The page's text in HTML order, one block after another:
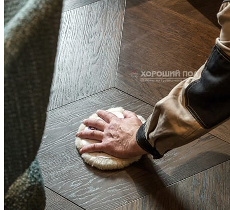
РЕСТАВРАЦИЯ НЕБОЛЬШИХ ВМЯТИН НА ПАРКЕТЕ.
ПОЛЫ, ПОКРЫТЫЕ МАСЛОМ И ТВЕРДЫМ ВОСКОМ
Читать полностью
12.01.2026
Все новости о Coswick
Инженерная доска COSWICK Орех Американский Леса
Миссури (Missoury Woods) Спецпредложение Масло шелковое
1 Натур s-1363-3200-30
Оставьте своё имя и телефон и наш
специалист свяжется с вами
я соглашаюсь наобработку своих персональных данныхи
соглашаюсь сполитикой конфиденциальности